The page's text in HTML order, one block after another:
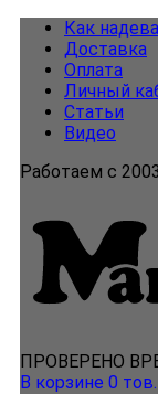
Как
Доставка
Оплата
Личный
Статьи
Видео
Работаем с
ПРОВЕРЕНО
В корзине 0 тов.